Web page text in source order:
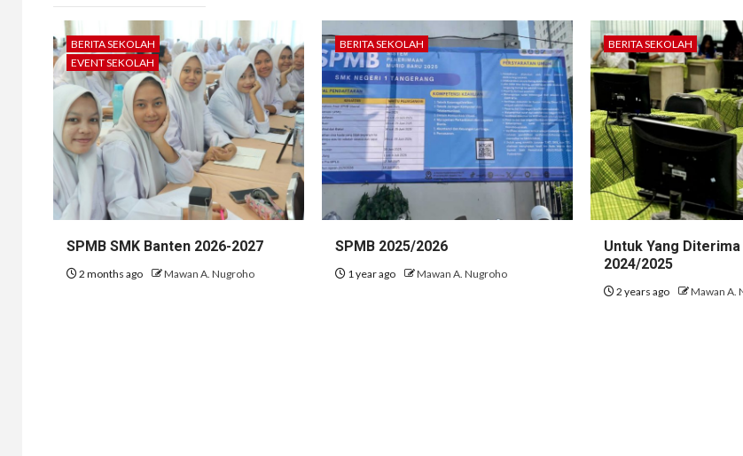
BERITA SEKOLAH
EVENT SEKOLAH
SPMB SMK Banten 2026-2027
2 months ago Mawan A. Nugroho
BERITA SEKOLAH
SPMB 2025/2026
1 year ago Mawan A. Nugroho
BERITA SEKOLAH
Untuk Yang Diterima
2024/2025
2 years ago Mawan A.